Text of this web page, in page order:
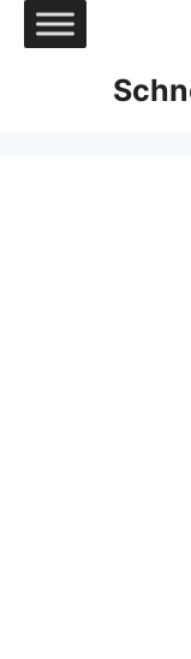
Zum
Inhalt